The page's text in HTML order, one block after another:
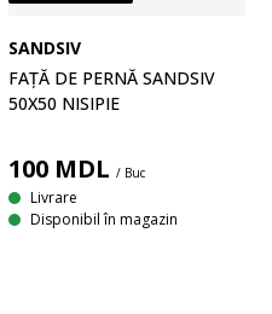
SANDSIV
FAȚĂ DE PERNĂ SANDSIV
50X50 NISIPIE
100 MDL / Buc
Livrare
Disponibil în magazin